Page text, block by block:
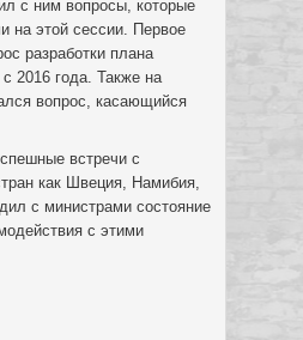
с ним вопросы, которые
на этой сессии. Первое
разработки плана
2016 года. Также на
вопрос, касающийся
встречи с
как Швеция, Намибия,
с министрами состояние
с этими